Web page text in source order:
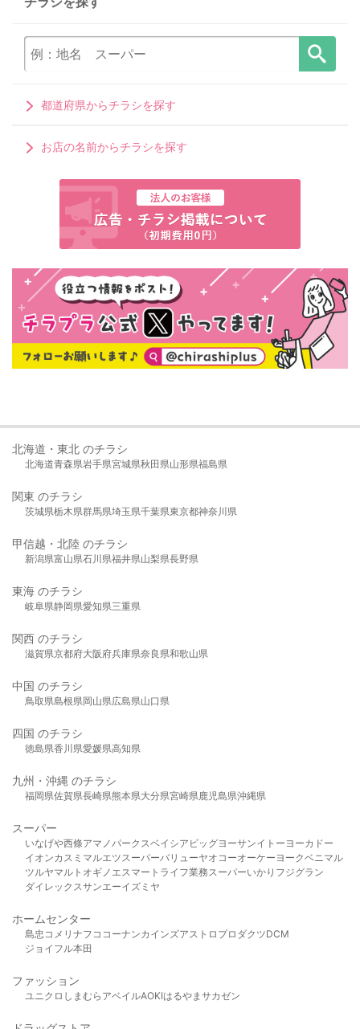
都道府県からチラシを探す
お店の名前からチラシを探す
北海道・東北 のチラシ
北海道青森県岩手県宮城県秋田県山形県福島県
関東 のチラシ
茨城県栃木県群馬県埼玉県千葉県東京都神奈川県
甲信越・北陸 のチラシ
新潟県富山県石川県福井県山梨県長野県
東海 のチラシ
岐阜県静岡県愛知県三重県
関西 のチラシ
滋賀県京都府大阪府兵庫県奈良県和歌山県
中国 のチラシ
鳥取県島根県岡山県広島県山口県
四国 のチラシ
徳島県香川県愛媛県高知県
九州・沖縄 のチラシ
福岡県佐賀県長崎県熊本県大分県宮崎県鹿児島県沖縄県
スーパー
いなげや西條アマノパークスベイシア ビッグヨーサンイトーヨーカドー
イオンカスミ マルエツスーパーバリューヤオコーオーケー ヨークベニマル
ツルヤマルト オギノ エスマート ライフ業務スーパーいかり フジグラン
ダイレックスサンエーイズミヤ
ホームセンター
島忠 コメリ ナフコ コーナンカインズアストロプロダクツDCM
ジョイフル本田
ファッション
ユニクロ しまむら アベイルAOKIはるやま サカゼン